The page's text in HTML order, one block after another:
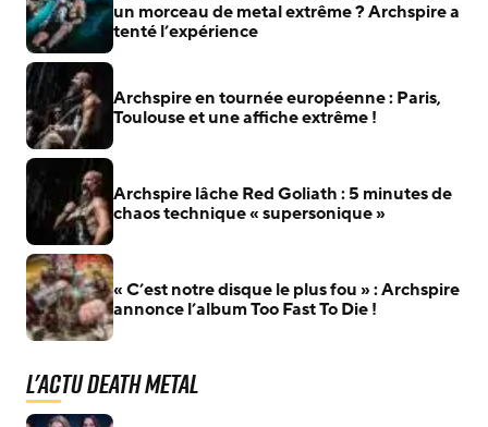
un morceau de metal extrême ? Archspire a
tenté l’expérience
Archspire en tournée européenne : Paris,
Toulouse et une affiche extrême !
Archspire lâche Red Goliath : 5 minutes de
chaos technique « supersonique »
« C’est notre disque le plus fou » : Archspire
annonce l’album Too Fast To Die !
L'actu Death Metal